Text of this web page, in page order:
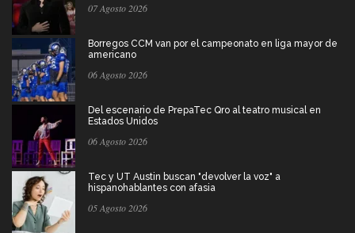
07 Agosto 2026
Borregos CCM van por el campeonato en liga mayor de
americano
06 Agosto 2026
Del escenario de PrepaTec Qro al teatro musical en
Estados Unidos
06 Agosto 2026
Tec y UT Austin buscan "devolver la voz" a
hispanohablantes con afasia
05 Agosto 2026